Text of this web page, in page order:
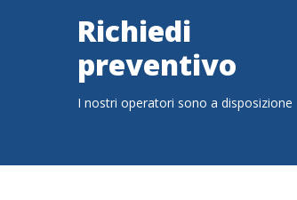
Richiedi
preventivo
I nostri operatori sono a disposizione